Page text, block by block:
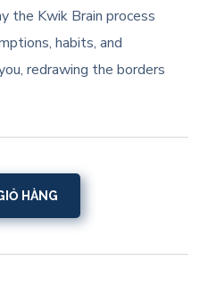
the Kwik Brain process
habits, and
redrawing the borders
HÀNG